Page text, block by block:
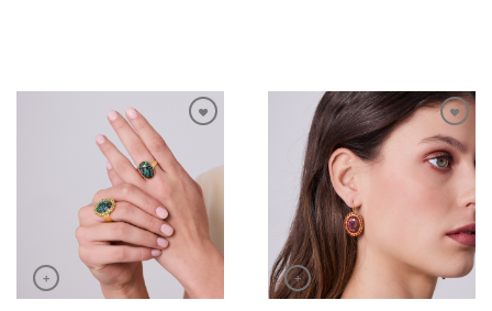
+ +